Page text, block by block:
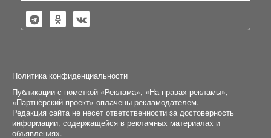
Политика конфиденциальности
Публикации с пометкой «Реклама», «На правах рекламы»,
«Партнёрский проект» оплачены рекламодателем.
Редакция сайта не несет ответственности за достоверность
информации, содержащейся в рекламных материалах и
объявлениях.